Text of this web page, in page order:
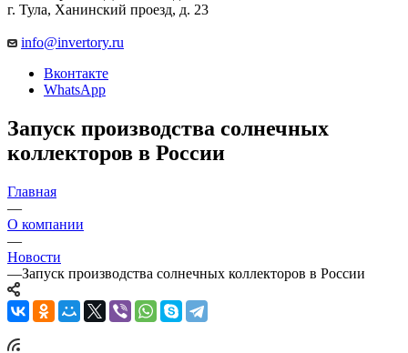
г. Тула, Ханинский проезд, д. 23
info@invertory.ru
Вконтакте
WhatsApp
Запуск производства солнечных
коллекторов в России
Главная
—
О компании
—
Новости
—Запуск производства солнечных коллекторов в России